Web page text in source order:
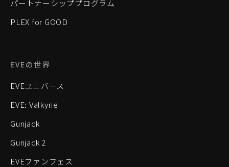
パートナーシッププログラム
PLEX for GOOD
EVEの世界
EVEユニバース
EVE: Valkyrie
Gunjack
Gunjack 2
EVEファンフェス